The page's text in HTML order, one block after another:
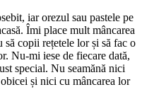
iar orezul sau pastele pe
Îmi place mult mâncarea
să copii rețetele lor și să fac o
Nu-mi iese de fiecare dată,
special. Nu seamănă nici
și nici cu mâncarea lor